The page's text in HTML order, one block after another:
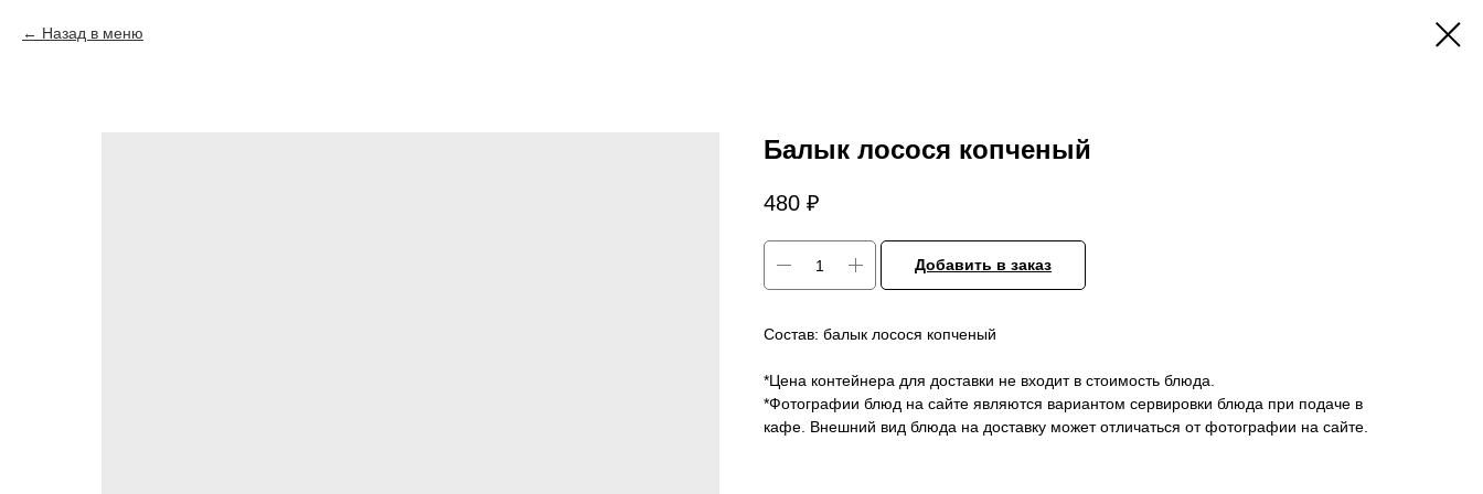
Назад в меню
Балык лосося копченый
480 ₽
Добавить в заказ
Состав: балык лосося копченый
*Цена контейнера для доставки не входит в стоимость блюда.
*Фотографии блюд на сайте являются вариантом сервировки блюда при подаче в
кафе. Внешний вид блюда на доставку может отличаться от фотографии на сайте.